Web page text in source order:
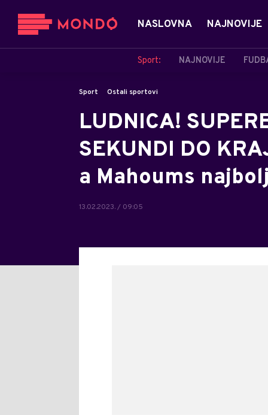
NASLOVNA NAJNOVIJE
Sport: NAJNOVIJE
Sport Ostali sportovi
LUDNICA!
SEKUNDI DO
a Mahoums
13.02.2023. / 09:05